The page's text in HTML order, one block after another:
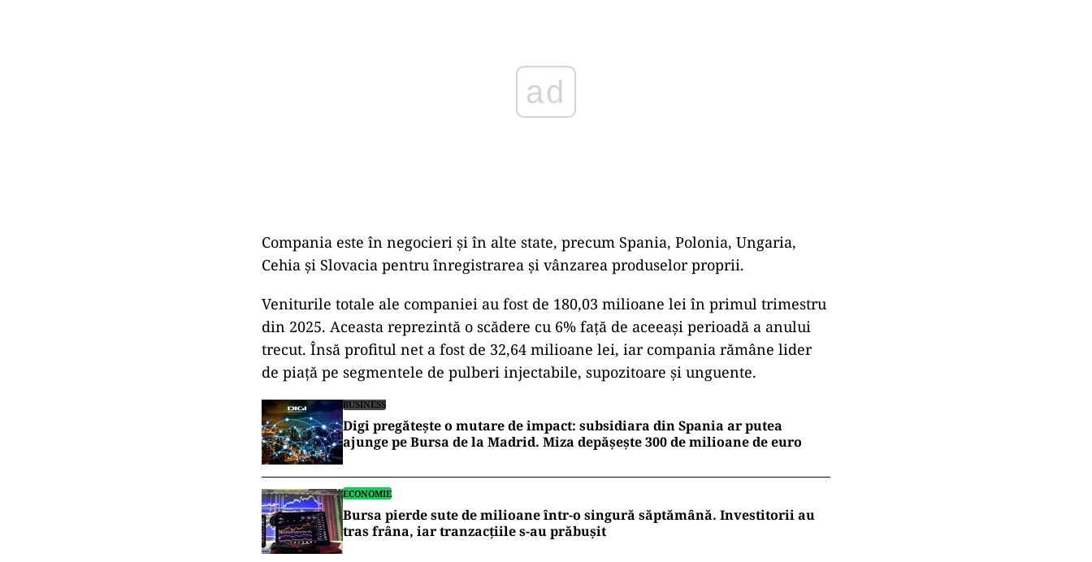
Compania este în negocieri și în alte state, precum Spania, Polonia, Ungaria,
Cehia și Slovacia pentru înregistrarea și vânzarea produselor proprii.
Veniturile totale ale companiei au fost de 180,03 milioane lei în primul trimestru
din 2025. Aceasta reprezintă o scădere cu 6% față de aceeași perioadă a anului
trecut. Însă profitul net a fost de 32,64 milioane lei, iar compania rămâne lider
de piață pe segmentele de pulberi injectabile, supozitoare și unguente.
BUSINESS
Digi pregătește o mutare de impact: subsidiara din Spania ar putea
ajunge pe Bursa de la Madrid. Miza depășește 300 de milioane de euro
ECONOMIE
Bursa pierde sute de milioane într-o singură săptămână. Investitorii au
tras frâna, iar tranzacțiile s-au prăbușit